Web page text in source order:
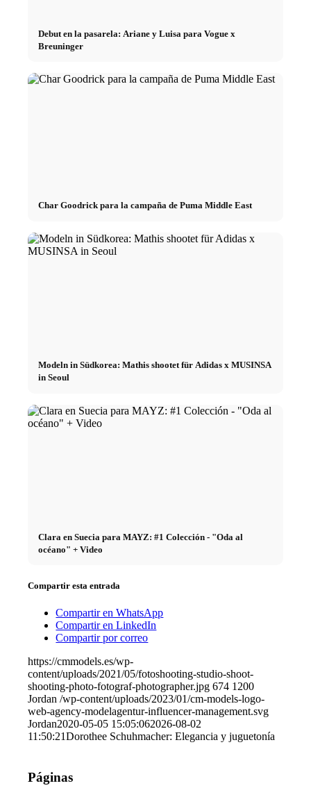
Debut en la pasarela: Ariane y Luisa para Vogue x
Breuninger
Char Goodrick para la campaña de Puma Middle East
Modeln in Südkorea: Mathis shootet für Adidas x MUSINSA
in Seoul
Clara en Suecia para MAYZ: #1 Colección - "Oda al
océano" + Video
Compartir esta entrada
Compartir en WhatsApp
Compartir en LinkedIn
Compartir por correo
https://cmmodels.es/wp-
content/uploads/2021/05/fotoshooting-studio-shoot-
shooting-photo-fotograf-photographer.jpg 674 1200
Jordan /wp-content/uploads/2023/01/cm-models-logo-
web-agency-modelagentur-influencer-management.svg
Jordan2020-05-05 15:05:062026-08-02
11:50:21Dorothee Schuhmacher: Elegancia y juguetonía
Páginas